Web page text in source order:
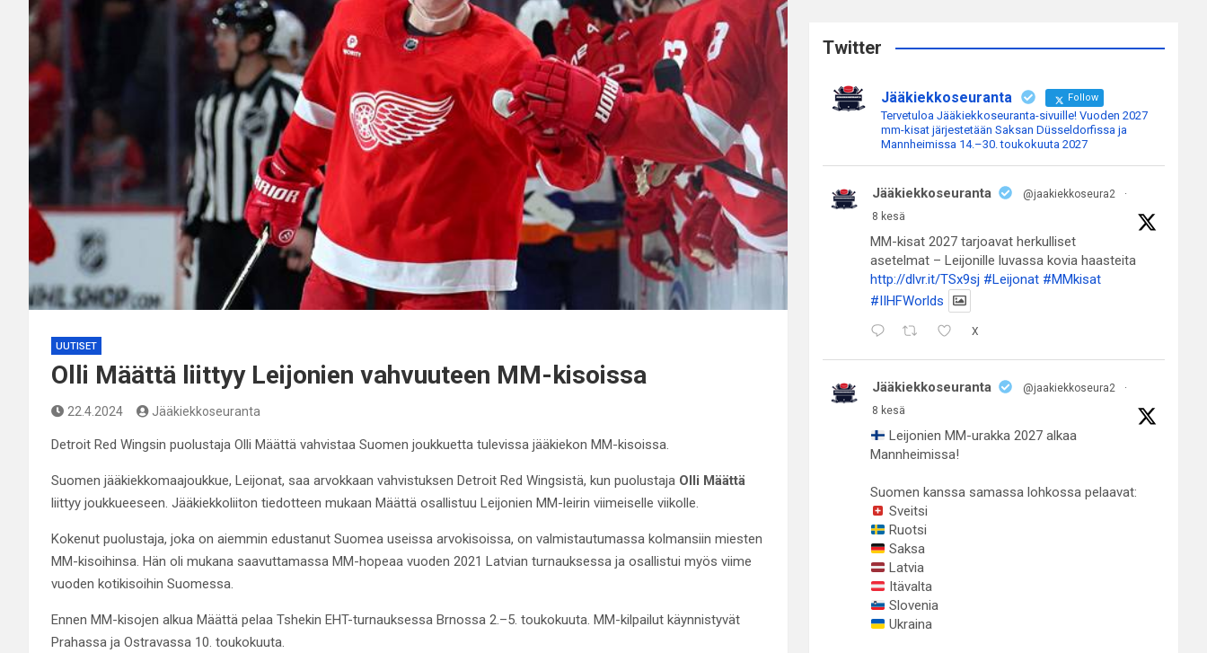
UUTISET
Olli Määttä liittyy Leijonien vahvuuteen MM-kisoissa
22.4.2024 Jääkiekkoseuranta
Detroit Red Wingsin puolustaja Olli Määttä vahvistaa Suomen joukkuetta tulevissa jääkiekon MM-kisoissa.
Suomen jääkiekkomaajoukkue, Leijonat, saa arvokkaan vahvistuksen Detroit Red Wingsistä, kun puolustaja Olli Määttä
liittyy joukkueeseen. Jääkiekkoliiton tiedotteen mukaan Määttä osallistuu Leijonien MM-leirin viimeiselle viikolle.
Kokenut puolustaja, joka on aiemmin edustanut Suomea useissa arvokisoissa, on valmistautumassa kolmansiin miesten
MM-kisoihinsa. Hän oli mukana saavuttamassa MM-hopeaa vuoden 2021 Latvian turnauksessa ja osallistui myös viime
vuoden kotikisoihin Suomessa.
Ennen MM-kisojen alkua Määttä pelaa Tshekin EHT-turnauksessa Brnossa 2.–5. toukokuuta. MM-kilpailut käynnistyvät
Prahassa ja Ostravassa 10. toukokuuta.
c
Twitter
Jääkiekkoseuranta Follow
Tervetuloa Jääkiekkoseuranta-sivuille! Vuoden 2027
mm-kisat järjestetään Saksan Düsseldorfissa ja
Mannheimissa 14.–30. toukokuuta 2027
Jääkiekkoseuranta @jaakiekkoseura2
·
8 kesä
MM-kisat 2027 tarjoavat herkulliset
asetelmat – Leijonille luvassa kovia haasteita
http://dlvr.it/TSx9sj #Leijonat #MMkisat
#IIHFWorlds
X
Jääkiekkoseuranta @jaakiekkoseura2
·
8 kesä
Leijonien MM-urakka 2027 alkaa
Mannheimissa!
Suomen kanssa samassa lohkossa pelaavat:
Sveitsi
Ruotsi
Saksa
Latvia
Itävalta
Slovenia
Ukraina